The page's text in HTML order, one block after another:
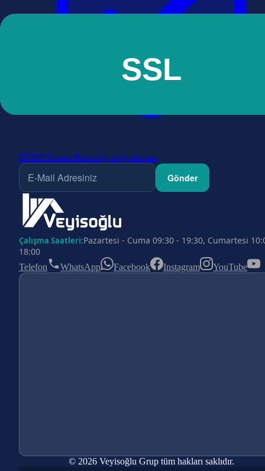
ETBİSTicaret Bakanlığı doğrulaması
Gönder
Çalışma Saatleri:Pazartesi - Cuma 09:30 - 19:30, Cumartesi
18:00
Telefon WhatsApp Facebook Instagram YouTube
© 2026 Veyisoğlu Grup tüm hakları saklıdır.